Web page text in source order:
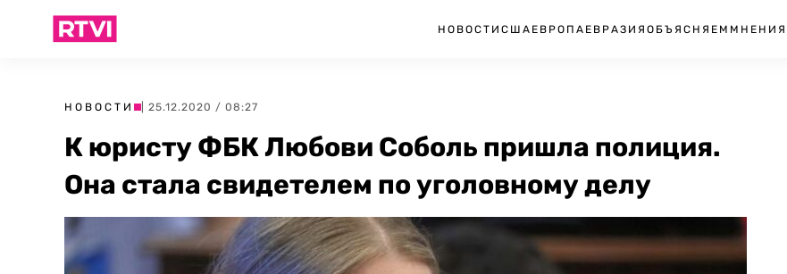
НОВОСТИ США ЕВРОПА ЕВРАЗИЯ ОБЪЯСНЯЕМ МНЕНИЯ
НОВОСТИ | 25.12.2020 / 08:27
К юристу ФБК Любови Соболь пришла полиция.
Она стала свидетелем по уголовному делу